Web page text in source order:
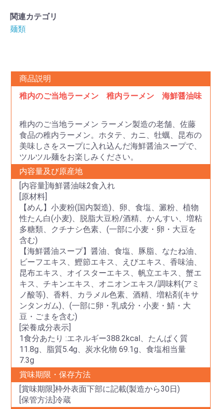
関連カテゴリ
麺類
商品説明
稚内のご当地ラーメン 稚内ラーメン 海鮮醤油味
稚内のご当地ラーメン ラーメン製造の老舗、佐藤
食品の稚内ラーメン。ホタテ、カニ、牡蠣、昆布の
美味しさをスープに入れ込んだ海鮮醤油スープで、
ツルツル麺をお楽しみください。
内容量及び原産地
[内容量]海鮮醤油味2食入れ
[原材料]
【めん】小麦粉(国内製造)、卵、食塩、澱粉、植物
性たん白(小麦)、脱脂大豆粉/酒精、かんすい、増粘
多糖類、クチナシ色素、(一部に小麦・卵・大豆を
含む)
【海鮮醤油スープ】醤油、食塩、豚脂、なたね油、
ビーフエキス、鰹節エキス、えびエキス、香味油、
昆布エキス、オイスターエキス、帆立エキス、蟹エ
キス、チキンエキス、オニオンエキス/調味料(アミ
ノ酸等)、香料、カラメル色素、酒精、増粘剤(キサ
ンタンガム)、(一部に卵・乳成分・小麦・鯖・大
豆・ごまを含む)
[栄養成分表示]
1食分あたり :エネルギー388.2kcal、たんぱく質
11.8g、脂質5.4g、炭水化物 69.1g、食塩相当量
7.3g
賞味期限・保存方法
[賞味期限]枠外表面下部に記載(製造から30日)
[保管方法]冷蔵